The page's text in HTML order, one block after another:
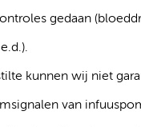
gedaan
kunnen wij niet
van